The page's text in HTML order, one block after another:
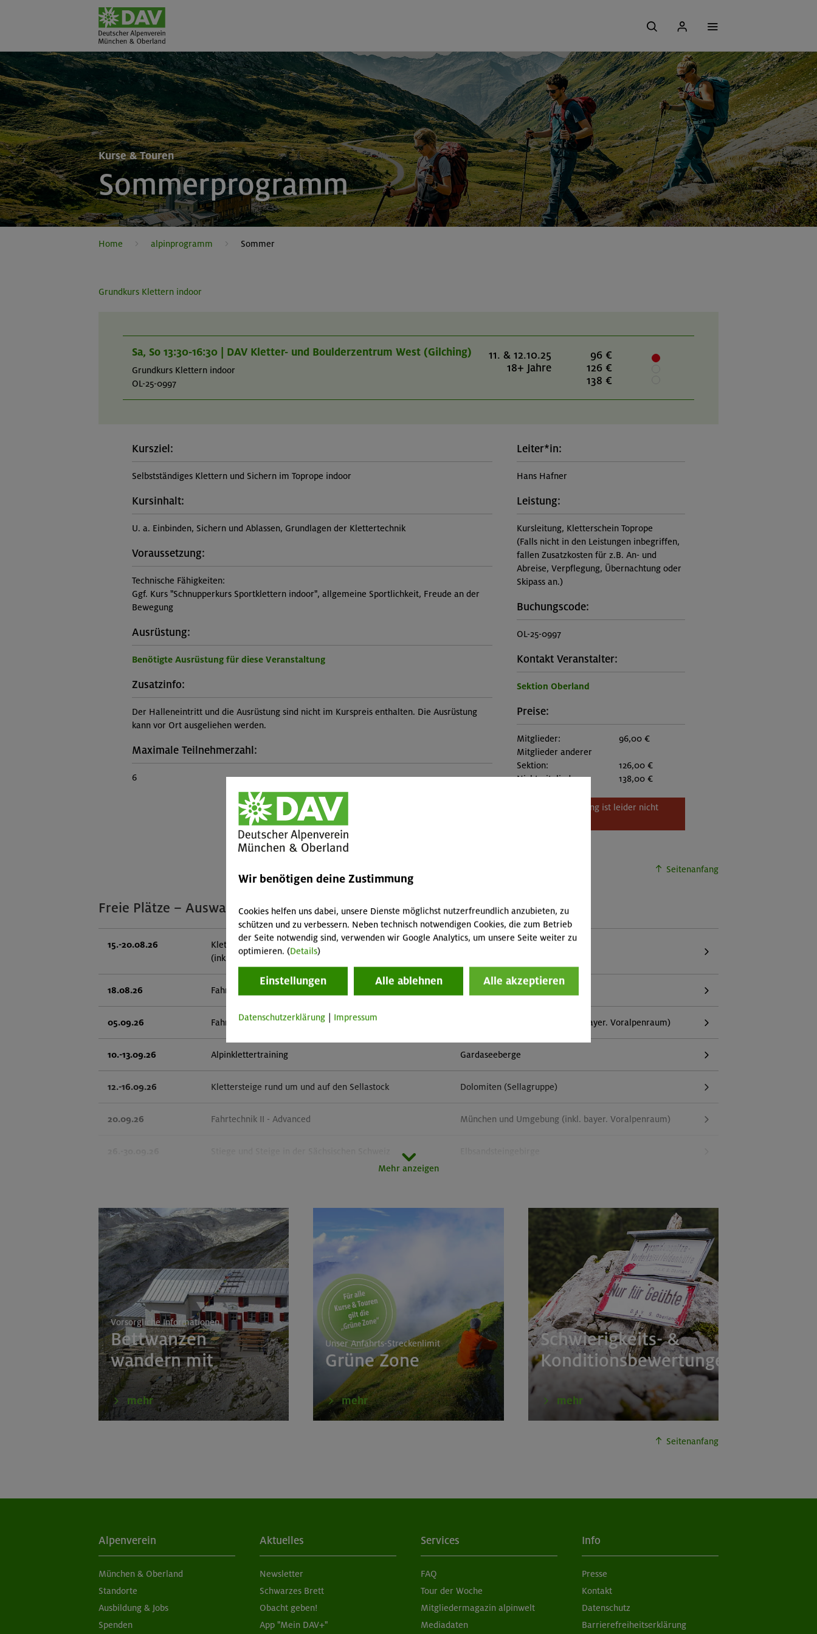
Sommerprogramm
Kurse & Touren
Home alpinprogramm Sommer
Grundkurs Klettern indoor
Sa, So 13:30-16:30 | DAV Kletter- und Boulderzentrum West (Gilching)
Grundkurs Klettern indoor
OL-25-0997
11. & 12.10.25
18+ Jahre
96 €
126 €
138 €
Kursziel:
Selbstständiges Klettern und Sichern im Toprope indoor
Kursinhalt:
U. a. Einbinden, Sichern und Ablassen, Grundlagen der Klettertechnik
Voraussetzung:
Technische Fähigkeiten:
Ggf. Kurs "Schnupperkurs Sportklettern indoor", allgemeine Sportlichkeit, Freude an der
Bewegung
Ausrüstung:
Benötigte Ausrüstung für diese Veranstaltung
Zusatzinfo:
Der Halleneintritt und die Ausrüstung sind nicht im Kurspreis enthalten. Die Ausrüstung
kann vor Ort ausgeliehen werden.
Maximale Teilnehmerzahl:
6
Leiter*in:
Hans Hafner
Leistung:
Kursleitung, Kletterschein Toprope
(Falls nicht in den Leistungen inbegriffen,
fallen Zusatzkosten für z.B. An- und
Abreise, Verpflegung, Übernachtung oder
Skipass an.)
Buchungscode:
OL-25-0997
Kontakt Veranstalter:
Sektion Oberland
Preise:
Mitglieder:
96,00 €
Mitglieder anderer
Sektion:
126,00 €
Nichtmitglieder:
138,00 €
Diese Veranstaltung ist leider nicht
Seitenanfang
Freie Plätze – Auswahl
15.-20.08.26
Klettersteige im Herzen von Montafon und Rätikon
(inkl. Ü)
Rätikon
18.08.26 Fahrtechnik II - Advanced - Kompakt
05.09.26 Fahrtechnik II - Advanced München und Umgebung (inkl. bayer. Voralpenraum)
10.-13.09.26 Alpinklettertraining Gardaseeberge
12.-16.09.26 Klettersteige rund um und auf den Sellastock Dolomiten (Sellagruppe)
20.09.26 Fahrtechnik II - Advanced München und Umgebung (inkl. bayer. Voralpenraum)
Mehr anzeigen
Vorsorgliche Informationen
Bettwanzen
wandern mit
mehr
Unser Anfahrts-Streckenlimit
Grüne Zone
mehr
Schwierigkeits- &
Konditionsbewertungen
mehr
Seitenanfang
Alpenverein
München & Oberland
Standorte
Ausbildung & Jobs
Spenden
Aktuelles
Newsletter
Schwarzes Brett
Obacht geben!
App "Mein DAV+"
Services
FAQ
Tour der Woche
Mitgliedermagazin alpinwelt
Mediadaten
Info
Presse
Kontakt
Datenschutz
Barrierefreiheitserklärung
Wir benötigen deine Zustimmung
Cookies helfen uns dabei, unsere Dienste möglichst nutzerfreundlich anzubieten, zu
schützen und zu verbessern. Neben technisch notwendigen Cookies, die zum Betrieb
der Seite notwendig sind, verwenden wir Google Analytics, um unsere Seite weiter zu
optimieren. (Details)
Einstellungen Alle ablehnen Alle akzeptieren
Datenschutzerklärung Impressum